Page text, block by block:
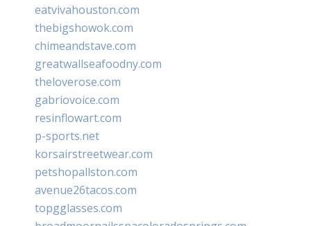
eatvivahouston.com
thebigshowok.com
chimeandstave.com
greatwallseafoodny.com
theloverose.com
gabriovoice.com
resinflowart.com
p-sports.net
korsairstreetwear.com
petshopallston.com
avenue26tacos.com
topgglasses.com